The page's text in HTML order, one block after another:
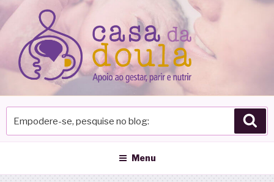
Pular
para
conteúdo
pesquise
blog
Menu